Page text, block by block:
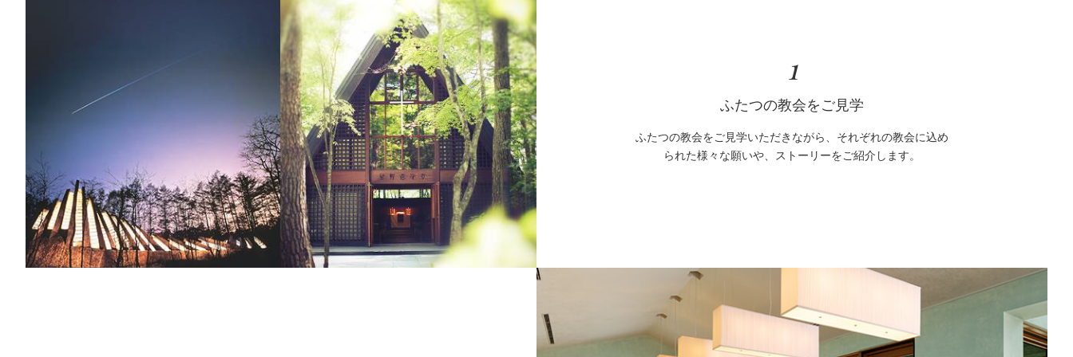
1
ふたつの教会をご見学
ふたつの教会をご見学いただきながら、それぞれの教会に込め
られた様々な願いや、ストーリーをご紹介します。